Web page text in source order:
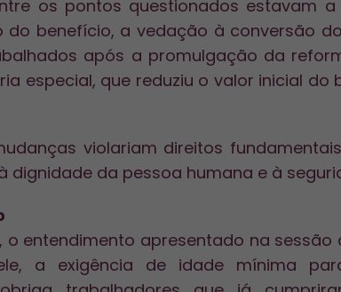
os pontos questionados estavam
benefício, a vedação à conversão
após a promulgação da
especial, que reduziu o valor inicial do
violariam direitos
dignidade da pessoa humana e à
o entendimento apresentado na sessão
a exigência de idade mínima